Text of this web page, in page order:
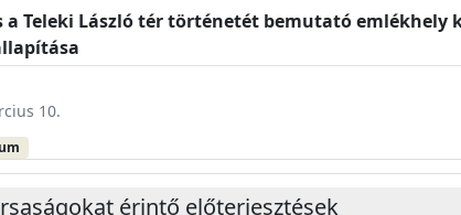
a Teleki László tér történetét bemutató
10.
érintő előterjesztések